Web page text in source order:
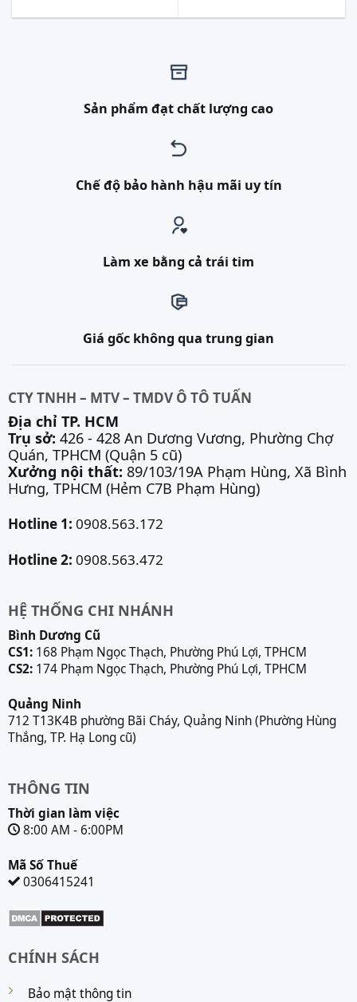
Sản phẩm đạt chất lượng cao
Chế độ bảo hành hậu mãi uy tín
Làm xe bằng cả trái tim
Giá gốc không qua trung gian
CTY TNHH – MTV – TMDV Ô TÔ TUẤN
Địa chỉ TP. HCM
Trụ sở: 426 - 428 An Dương Vương, Phường Chợ
Quán, TPHCM (Quận 5 cũ)
Xưởng nội thất: 89/103/19A Phạm Hùng, Xã Bình
Hưng, TPHCM (Hẻm C7B Phạm Hùng)
Hotline 1: 0908.563.172
Hotline 2: 0908.563.472
HỆ THỐNG CHI NHÁNH
Bình Dương Cũ
CS1:168 Phạm Ngọc Thạch, Phường Phú Lợi, TPHCM
CS2:174 Phạm Ngọc Thạch, Phường Phú Lợi, TPHCM
Quảng Ninh
712 T13K4B phường Bãi Cháy, Quảng Ninh (Phường Hùng
Thắng, TP. Hạ Long cũ)
THÔNG TIN
Thời gian làm việc
8:00 AM - 6:00PM
Mã Số Thuế
0306415241
CHÍNH SÁCH
Bảo mật thông tin